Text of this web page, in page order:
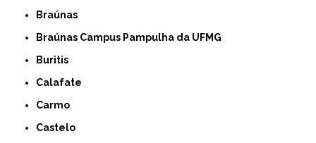
Braúnas
Braúnas Campus Pampulha da UFMG
Buritis
Calafate
Carmo
Castelo